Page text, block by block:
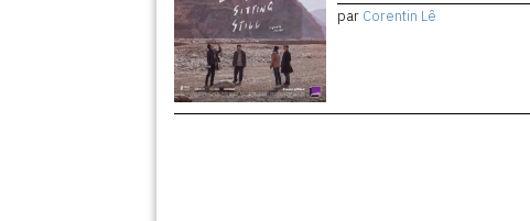
par Corentin Lê